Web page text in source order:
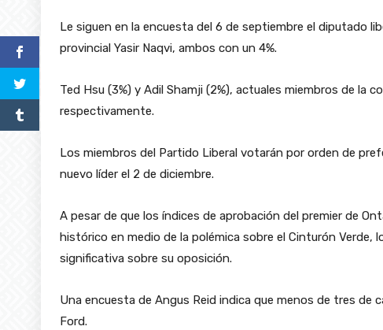
Le siguen en la encuesta del 6 de septiembre el diputado
provincial Yasir Naqvi, ambos con un 4%.
Ted Hsu (3%) y Adil Shamji (2%), actuales miembros de la
respectivamente.
Los miembros del Partido Liberal votarán por orden de
nuevo líder el 2 de diciembre.
A pesar de que los índices de aprobación del premier de
histórico en medio de la polémica sobre el Cinturón
significativa sobre su oposición.
Una encuesta de Angus Reid indica que menos de tres de
Ford.